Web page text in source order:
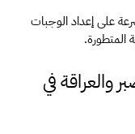
– القدرة على التعلم السريع: يمكن تدريبهم بسرعة على إعداد الوجبات
المتطورة.